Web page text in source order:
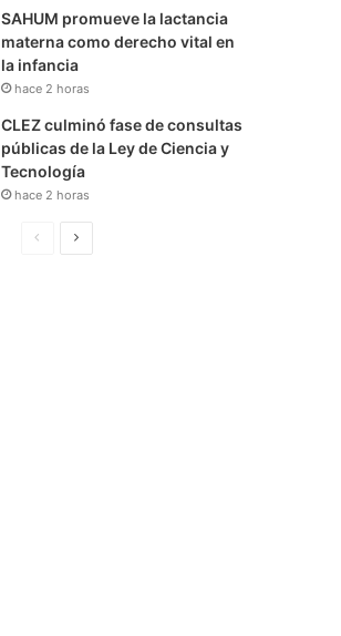
SAHUM promueve la lactancia
materna como derecho vital en
la infancia
hace 2 horas
CLEZ culminó fase de consultas
públicas de la Ley de Ciencia y
Tecnología
hace 2 horas
S